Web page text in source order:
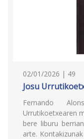
02/01/2026 | 49
Josu
Fernando
Urrutikoetxearen
bere liburu
arte.